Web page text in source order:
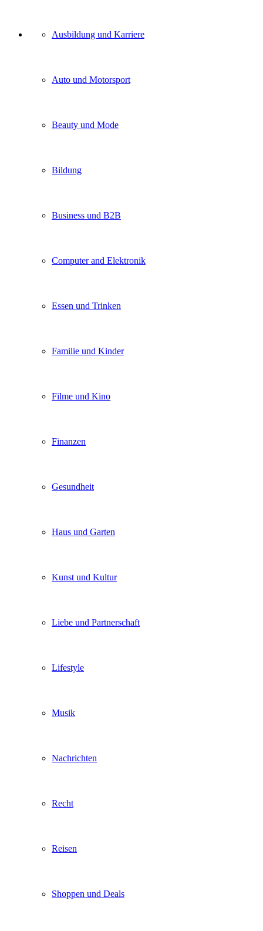
Unser
Kategorien
Ausbildung und Karriere
Auto und Motorsport
Beauty und Mode
Bildung
Business und B2B
Computer and Elektronik
Essen und Trinken
Familie und Kinder
Filme und Kino
Finanzen
Gesundheit
Haus und Garten
Kunst und Kultur
Liebe und Partnerschaft
Lifestyle
Musik
Nachrichten
Recht
Reisen
Shoppen und Deals